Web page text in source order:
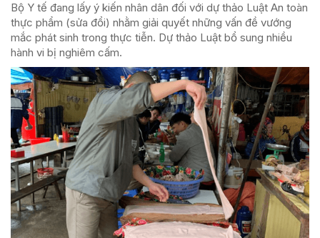
Bộ Y tế đang lấy ý kiến nhân dân đối với dự thảo Luật An toàn
thực phẩm (sửa đổi) nhằm giải quyết những vấn đề vướng
mắc phát sinh trong thực tiễn. Dự thảo Luật bổ sung nhiều
hành vi bị nghiêm cấm.